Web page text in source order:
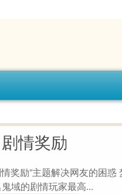
情奖励
奖励”主题解决网友的困
域的剧情玩家最高...